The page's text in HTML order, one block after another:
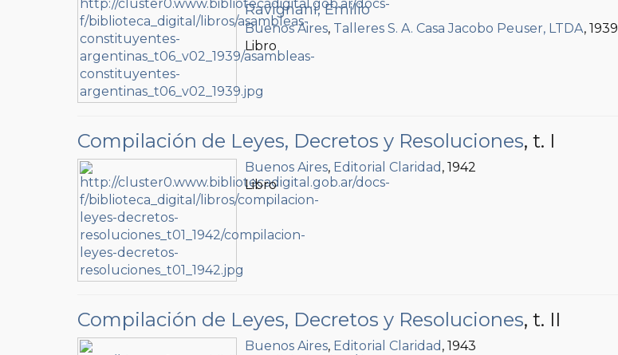
Ravignani, Emilio
Buenos Aires, Talleres S. A. Casa Jacobo Peuser, LTDA, 1939
Libro
Compilación de Leyes, Decretos y Resoluciones, t. I
Buenos Aires, Editorial Claridad , 1942
Libro
Compilación de Leyes, Decretos y Resoluciones, t. II
Buenos Aires, Editorial Claridad , 1943